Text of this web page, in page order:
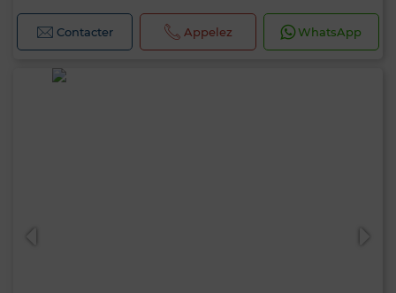
Contacter Appelez WhatsApp